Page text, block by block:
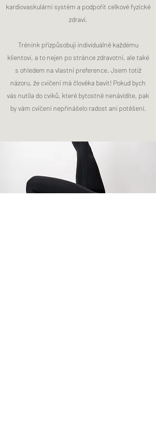
kardiovaskulární systém a podpořit celkové fyzické
zdraví.
Trénink přizpůsobuji individuálně každému
klientovi, a to nejen po stránce zdravotní, ale také
s ohledem na vlastní preference. Jsem totiž
názoru, že cvičení má člověka bavit! Pokud bych
vás nutila do cviků, které bytostně nenávidíte, pak
by vám cvičení nepřinášelo radost ani potěšení.